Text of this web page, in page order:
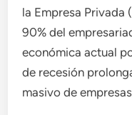
la Empresa Privada
90% del
económica actual
de recesión
masivo de